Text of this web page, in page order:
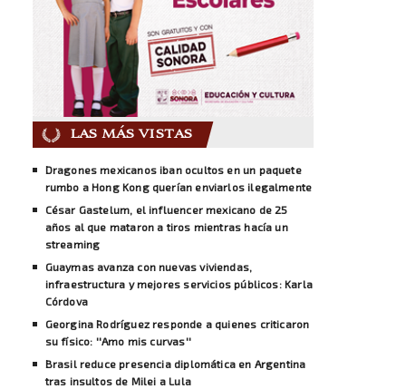
LAS MÁS VISTAS
Dragones mexicanos iban ocultos en un paquete
rumbo a Hong Kong querían enviarlos ilegalmente
César Gastelum, el influencer mexicano de 25
años al que mataron a tiros mientras hacía un
streaming
Guaymas avanza con nuevas viviendas,
infraestructura y mejores servicios públicos: Karla
Córdova
Georgina Rodríguez responde a quienes criticaron
su físico: ''Amo mis curvas''
Brasil reduce presencia diplomática en Argentina
tras insultos de Milei a Lula